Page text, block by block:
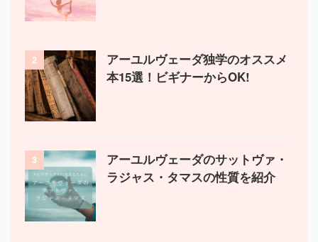
2
アーユルヴェーダ独学のオススメ
本15選！ビギナーからOK!
3
アーユルヴェーダのサットヴァ・
ラジャス・タマスの性質を紹介